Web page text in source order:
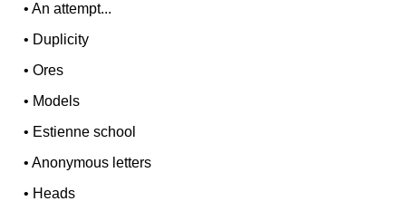
•An attempt...
• Duplicity
•Ores
• Models
• Estienne school
•Anonymous letters
• Heads